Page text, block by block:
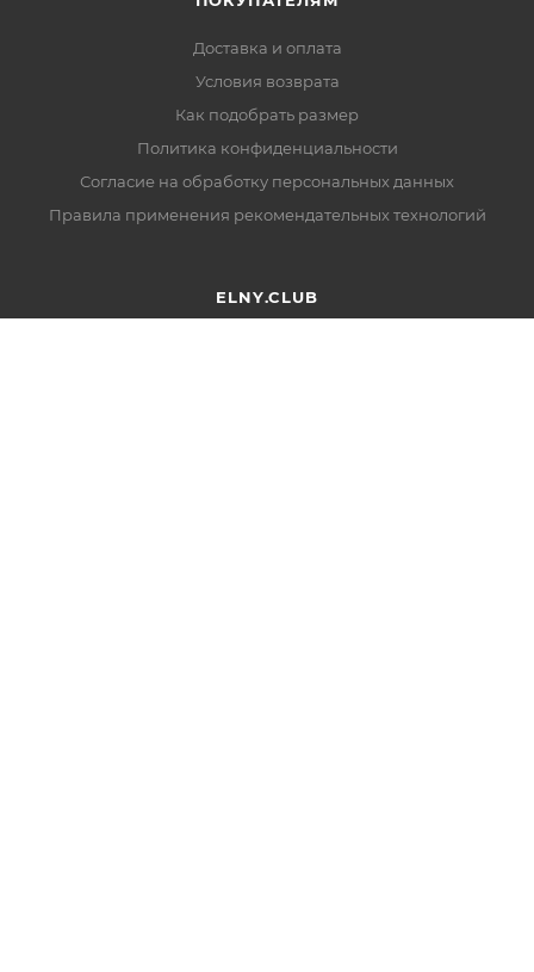
Доставка и оплата
Условия возврата
Как подобрать размер
Политика конфиденциальности
Согласие на обработку персональных данных
Правила применения рекомендательных технологий
ELNY.CLUB